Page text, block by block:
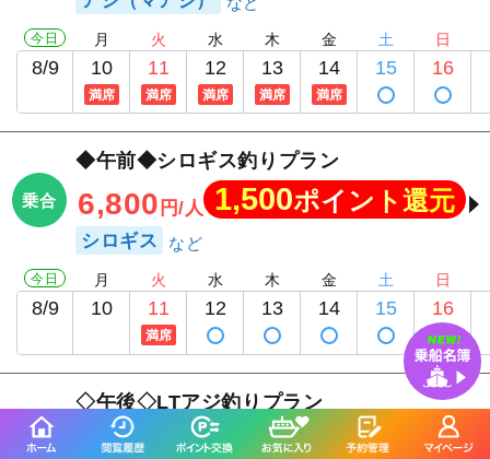
今日
8/9
月
10
満席
火
11
満席
水
12
満席
木
13
満席
金
14
満席
土
15
日
16
乗合
◆午前◆シロギス釣りプラン
6,800 円/人 1,500ポイント還元
シロギス
今日
8/9
月
10
火
11
満席
水
12
木
13
金
14
土
15
日
16
乗合
◇午後◇LTアジ釣りプラン
6,800 円/人 1,500ポイント還元